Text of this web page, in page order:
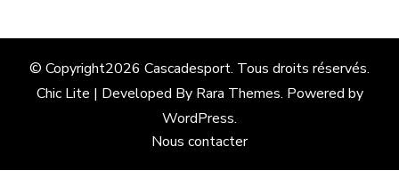
© Copyright2026 Cascadesport. Tous droits réservés.
Chic Lite | Developed By Rara Themes. Powered by
WordPress.
Nous contacter